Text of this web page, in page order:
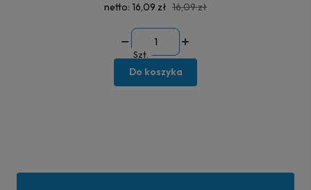
netto: 16,09 zł 16,09 zł
Szt.
Do koszyka